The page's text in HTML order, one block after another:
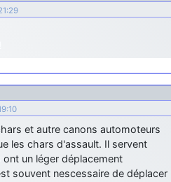
et autre canons automoteurs
les chars d'assault. Il servent
un léger déplacement
souvent nescessaire de déplacer